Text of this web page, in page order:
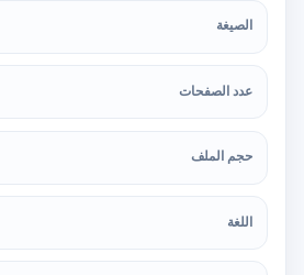
الصيغة
عدد الصفحات
حجم الملف
اللغة